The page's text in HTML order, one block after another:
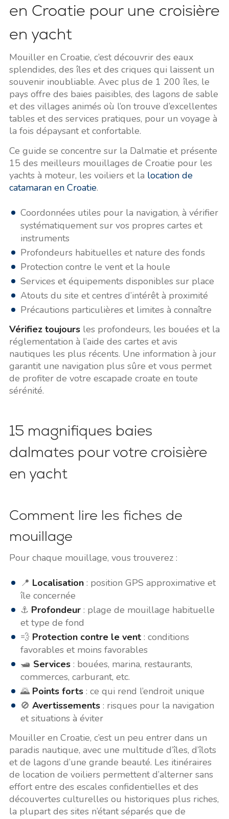
en Croatie pour une croisière
en yacht
Mouiller en Croatie, c’est découvrir des eaux
splendides, des îles et des criques qui laissent un
souvenir inoubliable. Avec plus de 1 200 îles, le
pays offre des baies paisibles, des lagons de sable
et des villages animés où l’on trouve d’excellentes
tables et des services pratiques, pour un voyage à
la fois dépaysant et confortable.
Ce guide se concentre sur la Dalmatie et présente
15 des meilleurs mouillages de Croatie pour les
yachts à moteur, les voiliers et la location de
catamaran en Croatie.
Coordonnées utiles pour la navigation, à vérifier
systématiquement sur vos propres cartes et
instruments
Profondeurs habituelles et nature des fonds
Protection contre le vent et la houle
Services et équipements disponibles sur place
Atouts du site et centres d’intérêt à proximité
Précautions particulières et limites à connaître
Vérifiez toujoursles profondeurs, les bouées et la
réglementation à l’aide des cartes et avis
nautiques les plus récents. Une information à jour
garantit une navigation plus sûre et vous permet
de profiter de votre escapade croate en toute
sérénité.
15 magnifiques baies
dalmates pour votre croisière
en yacht
Comment lire les fiches de
mouillage
Pour chaque mouillage, vous trouverez :
📍 Localisation: position GPS approximative et
île concernée
⚓ Profondeur: plage de mouillage habituelle
et type de fond
💨 Protection contre le vent: conditions
favorables et moins favorables
🛥️ Services: bouées, marina, restaurants,
commerces, carburant, etc.
🌄 Points forts: ce qui rend l’endroit unique
🚫 Avertissements: risques pour la navigation
et situations à éviter
Mouiller en Croatie, c’est un peu entrer dans un
paradis nautique, avec une multitude d’îles, d’îlots
et de lagons d’une grande beauté. Les itinéraires
de location de voiliers permettent d’alterner sans
effort entre des escales confidentielles et des
découvertes culturelles ou historiques plus riches,
la plupart des sites n’étant séparés que de